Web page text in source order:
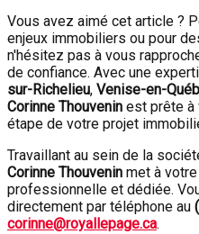
Vous avez aimé cet article ?
enjeux immobiliers ou pour
n'hésitez pas à vous
de confiance. Avec une
sur-Richelieu, Venise-en-
Corinne Thouvenin est prête à
étape de votre projet
Travaillant au sein de la
Corinne Thouvenin met à
professionnelle et dédiée.
directement par téléphone au (
corinne@royallepage.ca.